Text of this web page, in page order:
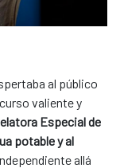
al público
valiente y
Especial de
potable y al
allá